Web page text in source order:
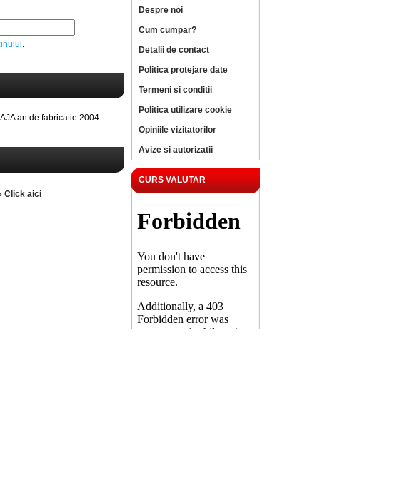
.
an de fabricatie 2004 .
Click aici
Despre noi
Cum cumpar?
Detalii de contact
Politica protejare date
Termeni si conditii
Politica utilizare cookie
Opiniile vizitatorilor
Avize si autorizatii
CURS VALUTAR